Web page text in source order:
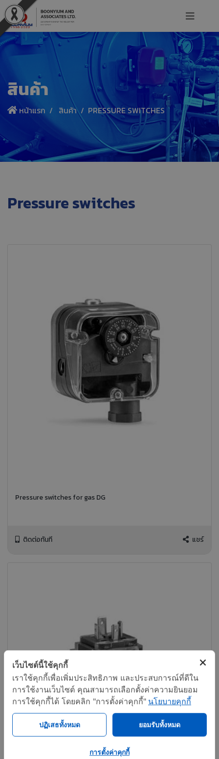
สินค้า
หน้าแรก สินค้า PRESSURE SWITCHES
Pressure switches
Pressure switches for gas DG
ติดต่อทันที แชร์
เว็บไซต์นี้ใช้คุกกี้
เราใช้คุกกี้เพื่อเพิ่มประสิทธิภาพ และประสบการณ์ที่ดีใน
การใช้งานเว็บไซต์ คุณสามารถเลือกตั้งค่าความยินยอม
การใช้คุกกี้ได้ โดยคลิก "การตั้งค่าคุกกี้" นโยบายคุกกี้
ปฏิเสธทั้งหมด ยอมรับทั้งหมด
การตั้งค่าคุกกี้